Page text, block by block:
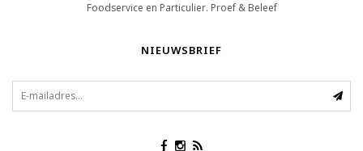
Foodservice en Particulier. Proef & Beleef
NIEUWSBRIEF